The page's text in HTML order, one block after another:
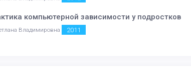
компьютерной зависимости у подростков
Владимировна 2011